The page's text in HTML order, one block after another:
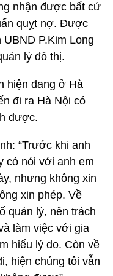
nhận được bất cứ
quỵt nợ. Được
P.Kim Long
lý đô thị.
hiện đang ở Hà
đi ra Hà Nội có
được.
“Trước khi anh
có nói với anh em
nhưng không xin
xin phép. Về
quản lý, nên trách
làm việc với gia
hiểu lý do. Còn về
hiện chúng tôi vẫn